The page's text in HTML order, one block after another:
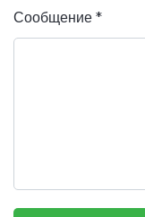
Сообщение *